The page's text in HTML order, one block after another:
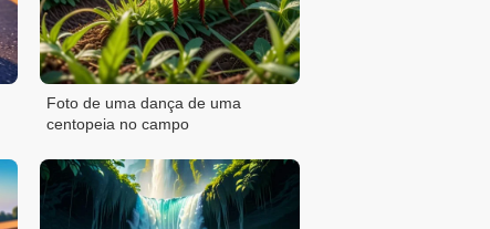
Foto de uma dança de uma
centopeia no campo